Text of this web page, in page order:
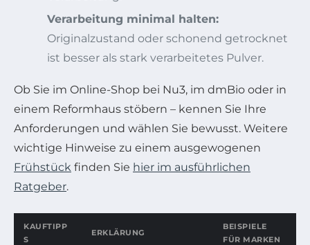
Verarbeitung minimal halten:
Originalzustand oder schonend getrocknet
ist besser als stark verarbeitetes Pulver.
Ob Sie im Online-Shop bei Nu3, im dmBio oder in
einem Reformhaus stöbern – kennen Sie Ihre
Anforderungen und wählen Sie bewusst. Weitere
wichtige Hinweise zu einem ausgewogenen
Frühstück finden Sie hier im ausführlichen
Ratgeber.
KAUFTIPP
S
ERKLÄRUNG
BEISPIELE
FÜR MARKEN